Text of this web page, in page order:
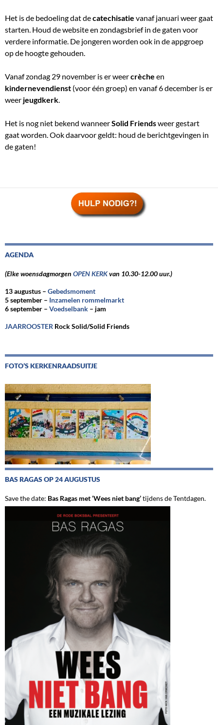
Het is de bedoeling dat decatechisatie vanaf januari weer gaat
starten. Houd de website en zondagsbrief in de gaten voor
verdere informatie. De jongeren worden ook in de appgroep
op de hoogte gehouden.
Vanaf zondag 29 november is er weercrèche en
kindernevendienst (voor één groep) en vanaf 6 december is er
weer jeugdkerk.
Het is nog niet bekend wanneerSolid Friendsweer gestart
gaat worden. Ook daarvoor geldt: houd de berichtgevingen in
de gaten!
AGENDA
(Elke woensdagmorgen OPEN KERKvan 10.30-12.00 uur.)
13 augustus – Gebedsmoment
5 september – Inzamelen rommelmarkt
6 september – Voedselbank – jam
JAARROOSTER Rock Solid/Solid Friends
FOTO’S KERKENRAADSUITJE
BAS RAGAS OP 24 AUGUSTUS
Save the date: Bas Ragas met ‘Wees niet bang’tijdens de Tentdagen.